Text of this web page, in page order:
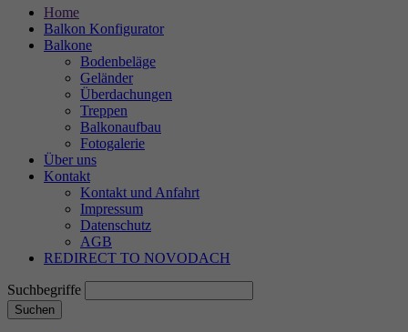
Home
Balkon Konfigurator
Balkone
Bodenbeläge
Geländer
Überdachungen
Treppen
Balkonaufbau
Fotogalerie
Über uns
Kontakt
Kontakt und Anfahrt
Impressum
Datenschutz
AGB
REDIRECT TO NOVODACH
Suchbegriffe
Suchen